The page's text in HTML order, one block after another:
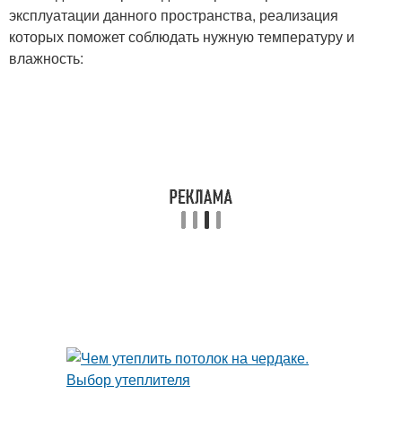
эксплуатации данного пространства, реализация
которых поможет соблюдать нужную температуру и
влажность: